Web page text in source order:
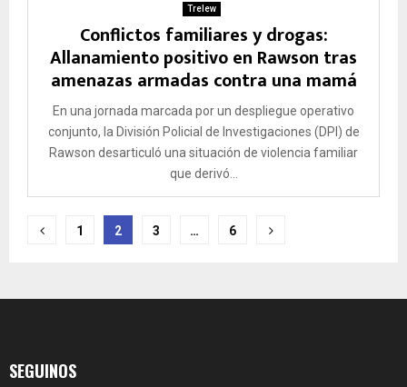
Trelew
Conflictos familiares y drogas:
Allanamiento positivo en Rawson tras
amenazas armadas contra una mamá
En una jornada marcada por un despliegue operativo
conjunto, la División Policial de Investigaciones (DPI) de
Rawson desarticuló una situación de violencia familiar
que derivó...
Paginación
entradas
1 2 3 … 6
SEGUINOS